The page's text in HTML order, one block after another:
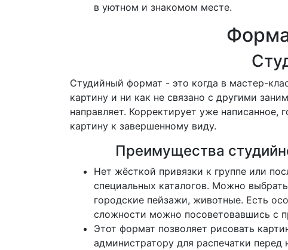
в уютном и знакомом месте.
Студийный формат - это когда в мастер-
картину и ни как не связано с другими
направляет. Корректирует уже написанное,
картину к завершенному виду.
Преимущества
Нет жёсткой привязки к группе или
специальных каталогов. Можно выбрать
городские пейзажи, животные. Есть
сложности можно посоветовавшись с
Этот формат позволяет рисовать
администратору для распечатки перед